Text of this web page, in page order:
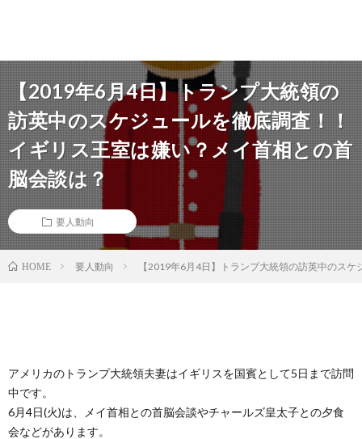
【2019年6月4日】トランプ大統領の
訪英中のスケジュールを徹底調査！！
イギリス王室は嫌い？メイ首相との首
脳会談は？
要人動向
HOME 要人動向 【2019年6月4日】トランプ大統領の訪英中のス
アメリカのトランプ大統領夫妻はイギリスを国賓として5日まで訪問
中です。
6月4日(火)は、メイ首相との首脳会談やチャールズ皇太子との夕食
会などがあります。